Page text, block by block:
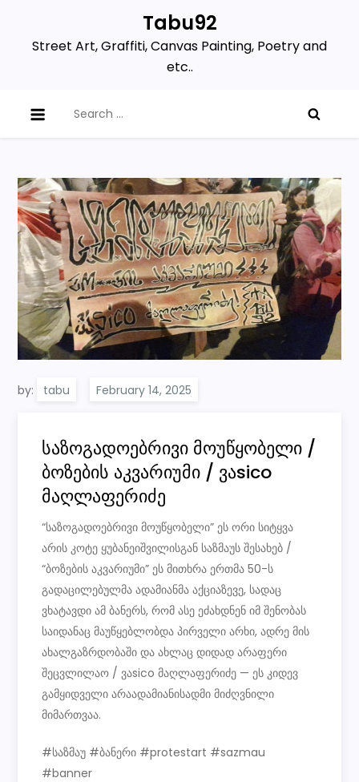
content
Tabu92
Street Art, Graffiti, Canvas Painting, Poetry and
etc..
for:
by: tabu
საზოგადოებრივი მოუწყობელი /
ბოზების აკვარიუმი / ვაsico
მაღლაფერიძე
“საზოგადოებრივი მოუწყობელი” ეს ორი სიტყვა
არის კოტე ყუბანეიშვილისგან საზმაუს შესახებ /
“ბოზების აკვარიუმი” ეს მითხრა ერთმა 50-ს
გადაცილებულმა ადამიანმა აქციაზევე, სადაც
ვხატავდი ამ ბანერს, რომ ასე ეძახდნენ იმ შენობას
საიდანაც მაუწყებლობდა პირველი არხი, ადრე მის
ახალგაზრდობაში და ახლაც დიდად არაფერი
შეცვლილაო / ვაsico მაღლაფერიძე — ეს კიდევ
გამყიდველი არაადამიანისადმი მიძღვნილი
მიმართვაა.
#საზმაუ #ბანერი #protestart #sazmau
#banner